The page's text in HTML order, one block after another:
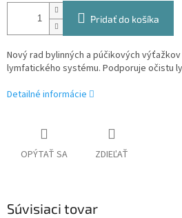
Pridať do košíka
Nový rad bylinných a púčikových
lymfatického systému. Podporuje očistu
Detailné informácie
OPÝTAŤ SA ZDIEĽAŤ
Súvisiaci tovar